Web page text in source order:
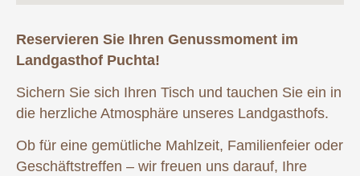
Reservieren Sie Ihren Genussmoment im
Landgasthof Puchta!
Sichern Sie sich Ihren Tisch und tauchen Sie ein in
die herzliche Atmosphäre unseres Landgasthofs.
Ob für eine gemütliche Mahlzeit, Familienfeier oder
Geschäftstreffen – wir freuen uns darauf, Ihre